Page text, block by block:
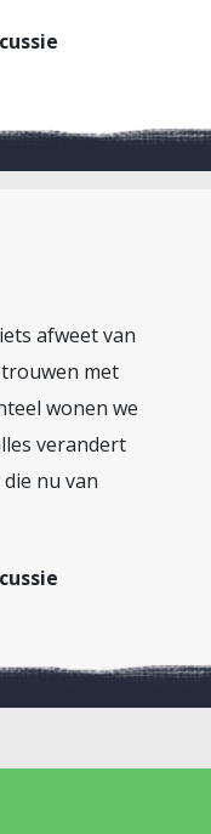
afweet van
met
wonen we
verandert
nu van